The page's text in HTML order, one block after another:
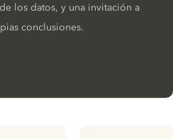
los datos, y una invitación a
conclusiones.